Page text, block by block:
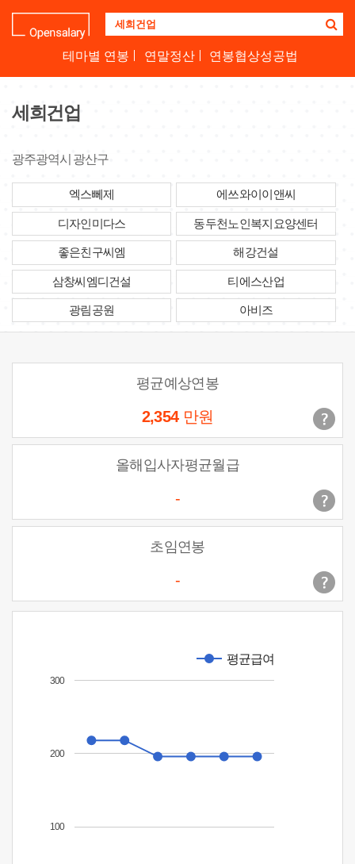
업
명
테마별 연봉 연말정산 연봉협상성공법
세희건업
광주광역시 광산구
엑스뻬제 에쓰와이이앤씨
디자인미다스 동두천노인복지요양센터
좋은친구씨엠 해강건설
삼창씨엠디건설 티에스산업
광림공원 아비즈
평균예상연봉
2,354 만원
올해입사자평균월급
-
초임연봉
-
평균급여
100
200
300